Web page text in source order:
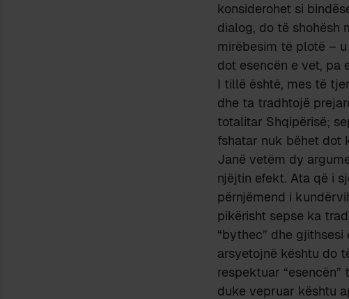
konsiderohet si
dialog, do të shohësh
mirëbesim të plotë –
dot esencën e vet, pa
I tillë është, mes të
dhe ta tradhtojë
totalitar Shqipërisë;
fshatar nuk bëhet dot
Janë vetëm dy
njëjtin efekt. Ata që i
përnjëmend i
pikërisht sepse ka
“bythec” dhe
arsyetojnë kështu do
respektuar
duke vepruar kështu